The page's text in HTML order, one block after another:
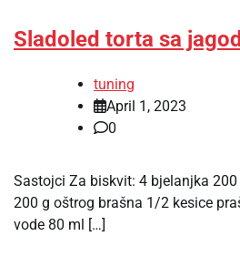
Sladoled torta sa
tuning
April 1, 2023
0
Sastojci Za biskvit: 4 bjelanjka
200 g oštrog brašna 1/2 kesice
vode 80 ml […]